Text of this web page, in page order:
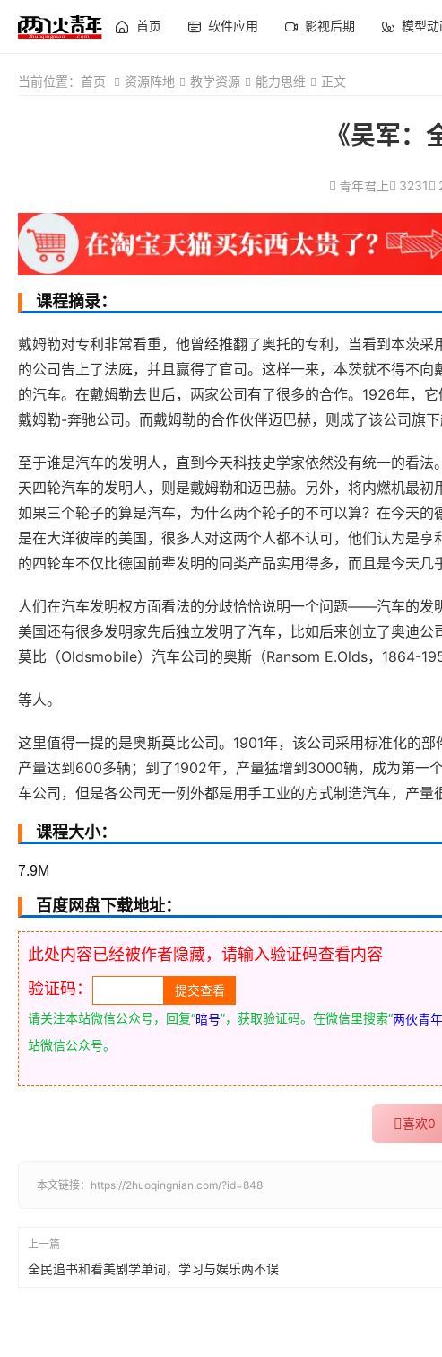
首页 软件应用 影视后期 模型动
当前位置： 首页 资源阵地 教学资源 能力思维 正文
《吴军：
青年君上 3231
课程摘录：
戴姆勒对专利非常看重，他曾经推翻了奥托的专利，当看到本茨
的公司告上了法庭，并且赢得了官司。这样一来，本茨就不得不
的汽车。在戴姆勒去世后，两家公司有了很多的合作。1926年，
戴姆勒-奔驰公司。而戴姆勒的合作伙伴迈巴赫，则成了该公司旗下
至于谁是汽车的发明人，直到今天科技史学家依然没有统一的看
天四轮汽车的发明人，则是戴姆勒和迈巴赫。另外，将内燃机最
如果三个轮子的算是汽车，为什么两个轮子的不可以算？在今天
是在大洋彼岸的美国，很多人对这两个人都不认可，他们认为是
的四轮车不仅比德国前辈发明的同类产品实用得多，而且是今天几
人们在汽车发明权方面看法的分歧恰恰说明一个问题——汽车的发
美国还有很多发明家先后独立发明了汽车，比如后来创立了奥迪
莫比（Oldsmobile）汽车公司的奥斯（Ransom E.Olds，1864-
等人。
这里值得一提的是奥斯莫比公司。1901年，该公司采用标准化的
产量达到600多辆；到了1902年，产量猛增到3000辆，成为第一
车公司，但是各公司无一例外都是用手工业的方式制造汽车，产量
课程大小：
7.9M
百度网盘下载地址：
此处内容已经被作者隐藏，请输入验证码查看内容
验证码：
请关注本站微信公众号，回复“暗号”，获取验证码。在微信里搜索“两伙青年
站微信公众号。
喜欢0
本文链接： https://2huoqingnian.com/?id=848
上一篇
全民追书和看美剧学单词，学习与娱乐两不误